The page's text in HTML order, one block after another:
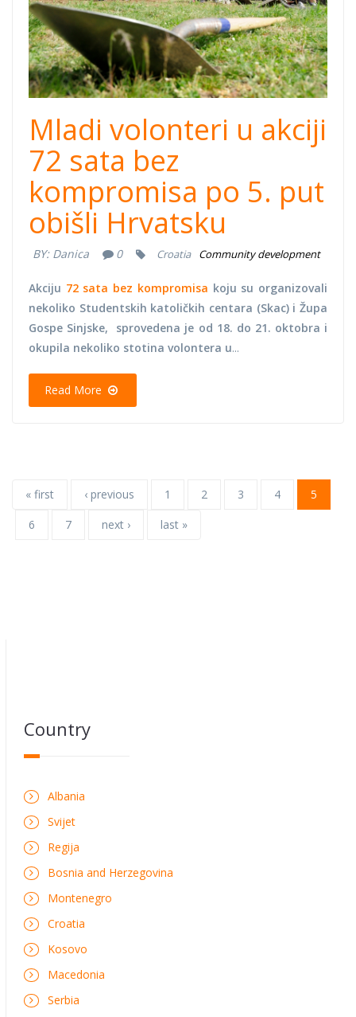
Mladi volonteri u akciji
72 sata bez
kompromisa po 5. put
obišli Hrvatsku
BY: Danica 0 Croatia Community development
Akciju 72 sata bez kompromisa koju su organizovali
nekoliko Studentskih katoličkih centara (Skac) i Župa
Gospe Sinjske,
sprovedena je od 18. do 21. oktobra i
okupila nekoliko stotina volontera u...
Read More
« first ‹ previous 1 2 3 4
5
6
7 next › last »
Country
Albania
Svijet
Regija
Bosnia and Herzegovina
Montenegro
Croatia
Kosovo
Macedonia
Serbia